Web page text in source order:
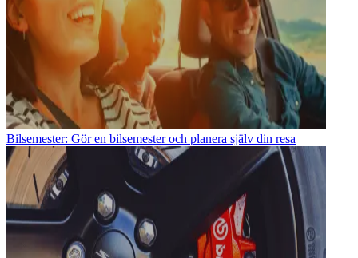
Bilsemester: Gör en bilsemester och planera själv din resa